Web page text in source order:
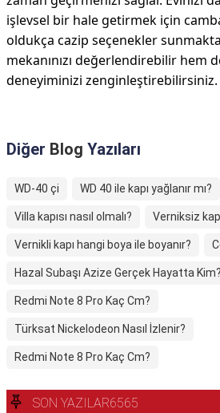
işlevsel bir hale getirmek için
oldukça cazip seçenekler
mekanınızı değerlendirebilir hem
deneyiminizi zenginleştirebilirsiniz.
Diğer Blog Yazıları
WD-40 çi WD 40 ile kapı yağlanır mı?
Villa kapısı nasıl olmalı? Verniksiz
Vernikli kapı hangi boya ile boyanır?
Hazal Subaşı Azize Gerçek Hayatta Kim?
Redmi Note 8 Pro Kaç Cm?
Türksat Nickelodeon Nasıl İzlenir?
Redmi Note 8 Pro Kaç Cm?
SON YAZILAR6565